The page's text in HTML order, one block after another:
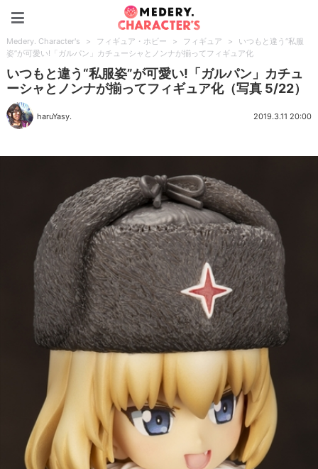
Medery. Character's > フィギュア・ホビー > フィギュア >
いつもと違う“私服
姿”が可愛い!「ガルパン」カチューシャとノンナが揃ってフィギュア化
いつもと違う“私服姿”が可愛い!「ガルパン」カチュ
ーシャとノンナが揃ってフィギュア化（写真 5/22）
haruYasy. 2019.3.11 20:00